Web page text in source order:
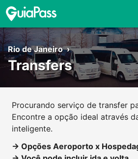
Rio de Janeiro ›
Transfers
Procurando serviço de transfer
Encontre a opção ideal através
inteligente.
→ Opções Aeroporto x